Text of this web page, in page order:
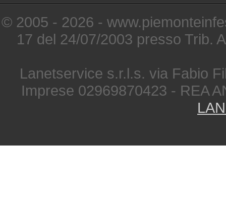
© 2005 - 2026 -
17 del 24/07/2003 presso Trib.
Lanetservice s.r.l.s. via Fabio
Imprese 02969870423 - REA